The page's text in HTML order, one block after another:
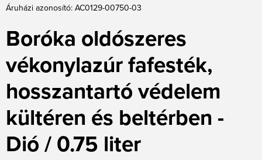
Áruházi azonosító: AC0129-00750-03
Boróka oldószeres
vékonylazúr fafesték,
hosszantartó védelem
kültéren és beltérben -
Dió / 0.75 liter